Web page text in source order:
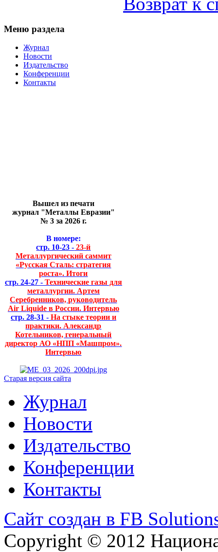
Меню раздела
Журнал
Новости
Издательство
Конференции
Контакты
Вышел из печати
журнал "Металлы Евразии"
№ 3 за 2026 г.
В номере:
стр. 10-23 - 23-й
Металлургический саммит
«Русская Сталь: стратегия
роста». Итоги
стр. 24-27 - Технические газы для
металлургии. Артем
Серебренников, руководитель
Air Liquide в России. Интервью
стр. 28-31 - На стыке теории и
практики. Александр
Котельников, генеральный
директор АО «НПП «Машпром».
Интервью
Старая версия сайта
Журнал
Новости
Издательство
Конференции
Контакты
Сайт создан в FB
Copyright © 2012